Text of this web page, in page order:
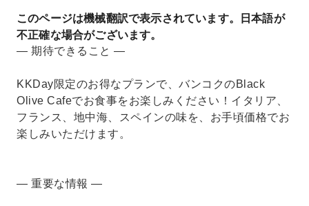
このページは機械翻訳で表示されています。日本語が
不正確な場合がございます。
— 期待できること —
KKDay限定のお得なプランで、バンコクのBlack
Olive Cafeでお食事をお楽しみください！イタリア、
フランス、地中海、スペインの味を、お手頃価格でお
楽しみいただけます。
— 重要な情報 —